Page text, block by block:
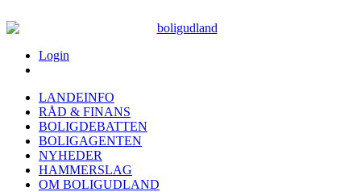
Login
LANDEINFO
RÅD & FINANS
BOLIGDEBATTEN
BOLIGAGENTEN
NYHEDER
HAMMERSLAG
OM BOLIGUDLAND